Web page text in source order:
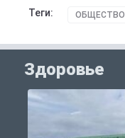
Теги: ОБЩЕСТВО
Здоровье